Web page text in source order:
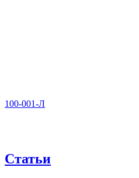
100-001-Л
Статьи